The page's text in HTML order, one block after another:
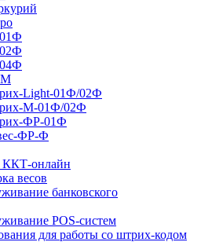
Light-01Ф/02Ф
М-01Ф/02Ф
ФР-01Ф
ФР-Ф
ККТ-онлайн
весов
банковского
POS-систем
для работы со штрих-кодом